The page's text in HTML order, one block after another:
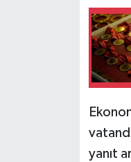
yanıt